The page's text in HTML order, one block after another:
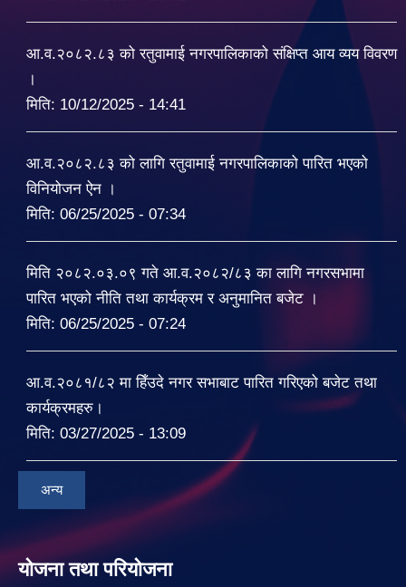
आ.व.२०८२.८३ को रतुवामाई नगरपालिकाको संक्षिप्त आय व्यय विवरण
।
मिति: 10/12/2025 - 14:41
आ.व.२०८२.८३ को लागि रतुवामाई नगरपालिकाको पारित भएको
विनियोजन ऐन ।
मिति: 06/25/2025 - 07:34
मिति २०८२.०३.०९ गते आ.व.२०८२/८३ का लागि नगरसभामा
पारित भएको नीति तथा कार्यक्रम र अनुमानित बजेट ।
मिति: 06/25/2025 - 07:24
आ.व.२०८१/८२ मा हिँउदे नगर सभाबाट पारित गरिएको बजेट तथा
कार्यक्रमहरु।
मिति: 03/27/2025 - 13:09
अन्य
योजना तथा परियोजना